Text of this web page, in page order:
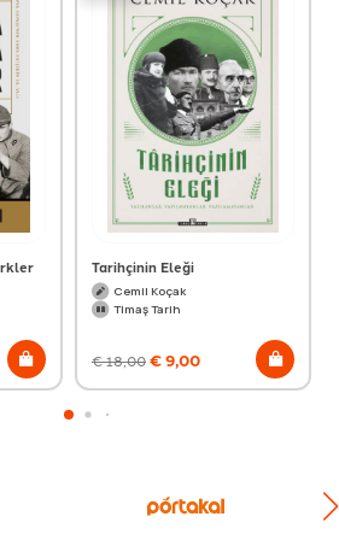
Tarihçinin Eleği
Cemil Koçak
Timaş Tarih
€18,00€9,00